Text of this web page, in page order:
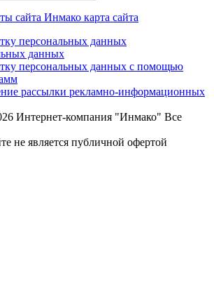
карта сайта
персональных данных
данных
персональных данных с помощью
рассылки рекламно-информационных
Интернет-компания "Инмако" Все
не является публичной офертой